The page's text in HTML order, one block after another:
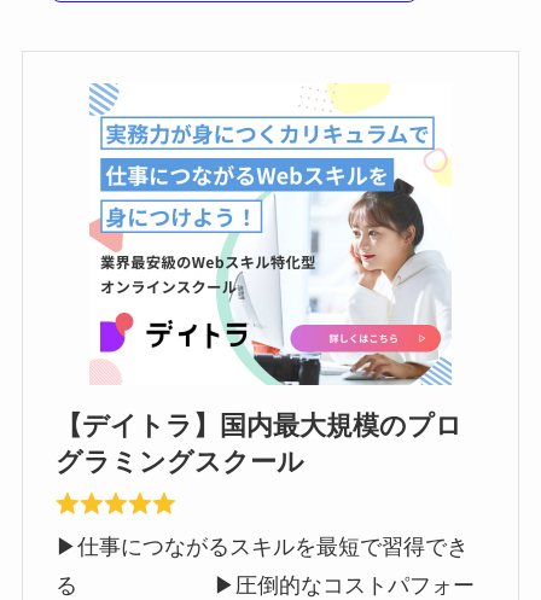
【デイトラ】国内最大規模のプロ
グラミングスクール
▶︎仕事につながるスキルを最短で習得でき
る ▶︎圧倒的なコストパフォー